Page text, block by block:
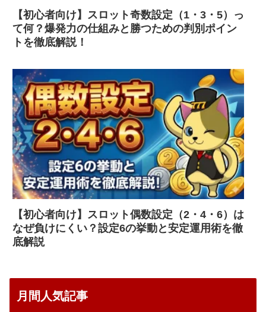
【初心者向け】スロット奇数設定（1・3・5）っ
て何？爆発力の仕組みと勝つための判別ポイン
トを徹底解説！
【初心者向け】スロット偶数設定（2・4・6）は
なぜ負けにくい？設定6の挙動と安定運用術を徹
底解説
月間人気記事